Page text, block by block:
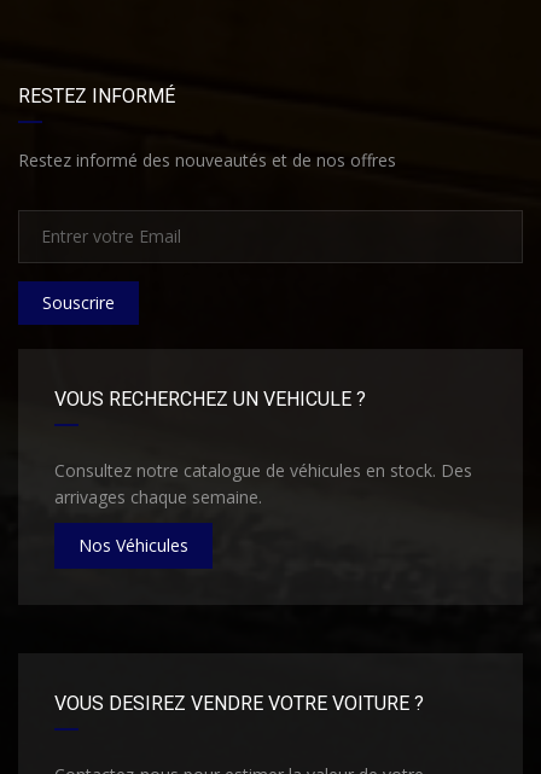
RESTEZ INFORMÉ
Restez informé des nouveautés et de nos offres
Souscrire
VOUS RECHERCHEZ UN VEHICULE ?
Consultez notre catalogue de véhicules en stock. Des
arrivages chaque semaine.
Nos Véhicules
VOUS DESIREZ VENDRE VOTRE VOITURE ?